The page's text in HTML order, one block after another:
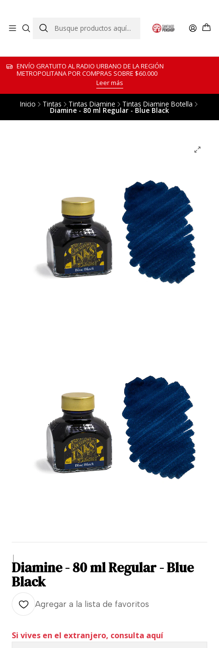
ENVÍO GRATUITO AL RADIO URBANO DE LA REGIÓN
METROPOLITANA POR COMPRAS SOBRE $60.000
Leer más
Inicio Tintas Tintas Diamine Tintas Diamine Botella
Diamine - 80 ml Regular - Blue Black
|
Diamine - 80 ml Regular - Blue
Black
Agregar a la lista de favoritos
Si vives en el extranjero, consulta aquí